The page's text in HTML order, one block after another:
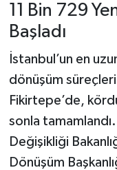
11 Bin 729
Başladı
İstanbul’un en
dönüşüm
Fikirtepe’de,
sonla
Değişikliği
Dönüşüm